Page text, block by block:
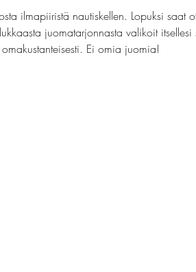
ilmapiiristä nautiskellen. Lopuksi saat
juomatarjonnasta valikoit
Ei omia juomia!